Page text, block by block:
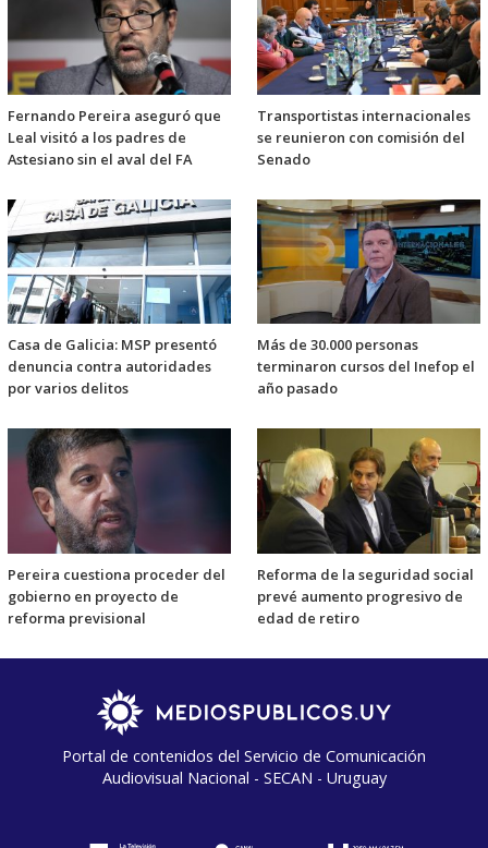
Fernando Pereira aseguró que
Leal visitó a los padres de
Astesiano sin el aval del FA
Transportistas internacionales
se reunieron con comisión del
Senado
Casa de Galicia: MSP presentó
denuncia contra autoridades
por varios delitos
Más de 30.000 personas
terminaron cursos del Inefop el
año pasado
Pereira cuestiona proceder del
gobierno en proyecto de
reforma previsional
Reforma de la seguridad social
prevé aumento progresivo de
edad de retiro
Portal de contenidos del Servicio de Comunicación
Audiovisual Nacional - SECAN - Uruguay